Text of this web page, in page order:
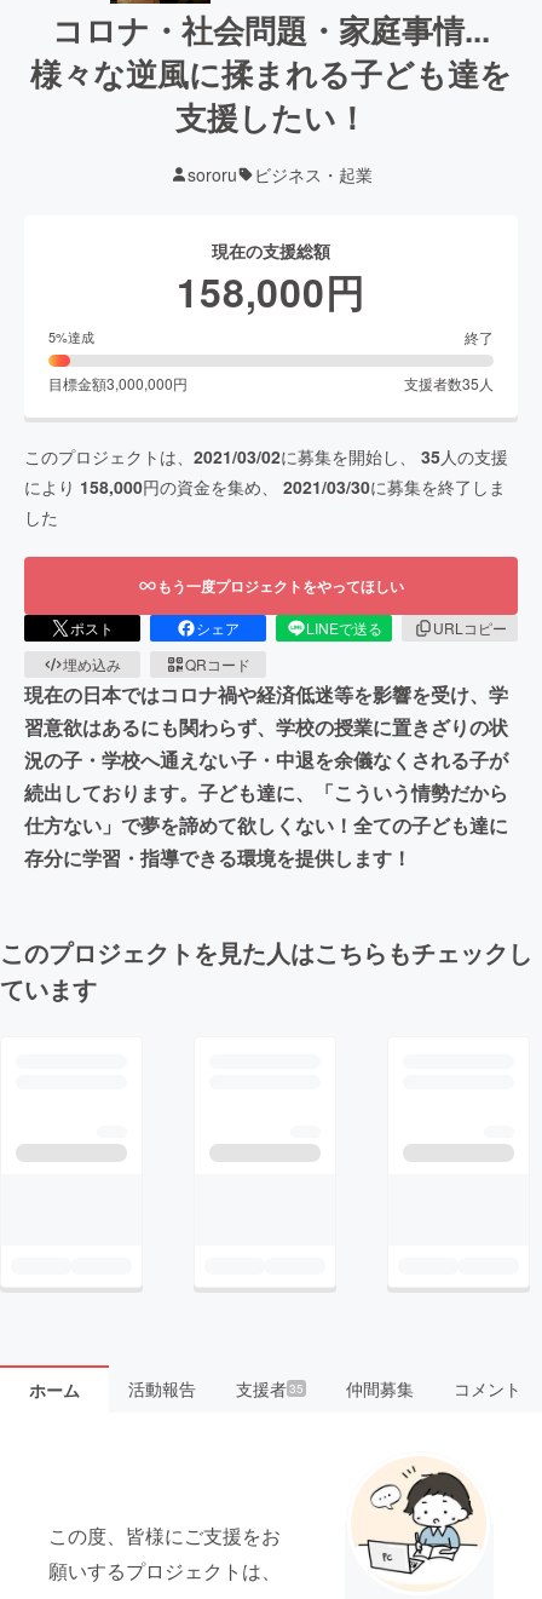
コロナ・社会問題・家庭事情...
様々な逆風に揉まれる子ども達を
支援したい！
sororu ビジネス・起業
現在の支援総額
158,000円
5%達成 終了
目標金額3,000,000円 支援者数35 人
このプロジェクトは、 2021/03/02に募集を開始し、 35人の支援
により 158,000円の資金を集め、 2021/03/30に募集を終了しま
した
もう一度プロジェクトをやってほしい
ポスト シェア LINEで送る
URLコピー
埋め込み
QRコード
現在の日本ではコロナ禍や経済低迷等を影響を受け、学
習意欲はあるにも関わらず、学校の授業に置きざりの状
況の子・学校へ通えない子・中退を余儀なくされる子が
続出しております。子ども達に、「こういう情勢だから
仕方ない」で夢を諦めて欲しくない！全ての子ども達に
存分に学習・指導できる環境を提供します！
このプロジェクトを見た人はこちらもチェックし
ています
ホーム 活動報告 支援者35 仲間募集 コメント
この度、皆様にご支援をお
願いするプロジェクトは、